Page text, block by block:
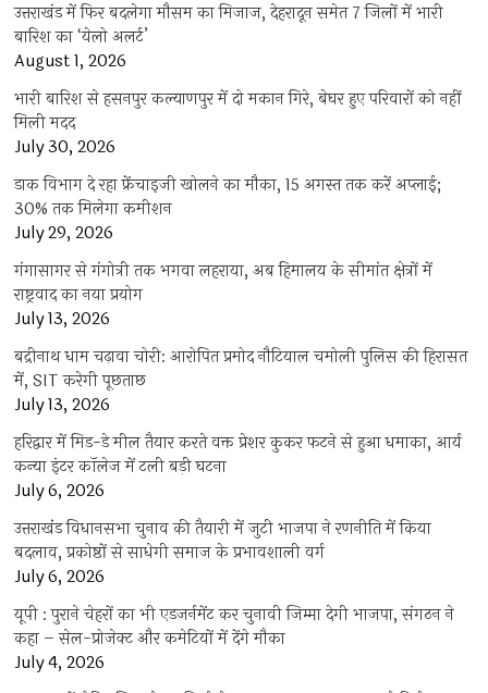
उत्तराखंड में फिर बदलेगा मौसम का मिजाज, देहरादून समेत 7 जिलों में भारी
बारिश का ‘येलो अलर्ट’
August 1, 2026
भारी बारिश से हसनपुर कल्याणपुर में दो मकान गिरे, बेघर हुए परिवारों को नहीं
मिली मदद
July 30, 2026
डाक विभाग दे रहा फ्रेंचाइजी खोलने का मौका, 15 अगस्त तक करें अप्लाई;
30% तक मिलेगा कमीशन
July 29, 2026
गंगासागर से गंगोत्री तक भगवा लहराया, अब हिमालय के सीमांत क्षेत्रों में
राष्ट्रवाद का नया प्रयोग
July 13, 2026
बद्रीनाथ धाम चढ़ावा चोरी: आरोपित प्रमोद नौटियाल चमोली पुलिस की हिरासत
में, SIT करेगी पूछताछ
July 13, 2026
हरिद्वार में मिड-डे मील तैयार करते वक्त प्रेशर कुकर फटने से हुआ धमाका, आर्य
कन्या इंटर कॉलेज में टली बड़ी घटना
July 6, 2026
उत्तराखंंड विधानसभा चुनाव की तैयारी में जुटी भाजपा ने रणनीति में किया
बदलाव, प्रकोष्ठों से साधेगी समाज के प्रभावशाली वर्ग
July 6, 2026
यूपी : पुराने चेहरों का भी एडजर्नमेंट कर चुनावी जिम्मा देगी भाजपा, संगठन ने
कहा – सेल-प्रोजेक्ट और कमेटियों में देंगे मौका
July 4, 2026